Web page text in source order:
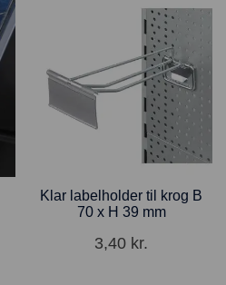
Klar labelholder til krog B
70 x H 39 mm
3,40 kr.